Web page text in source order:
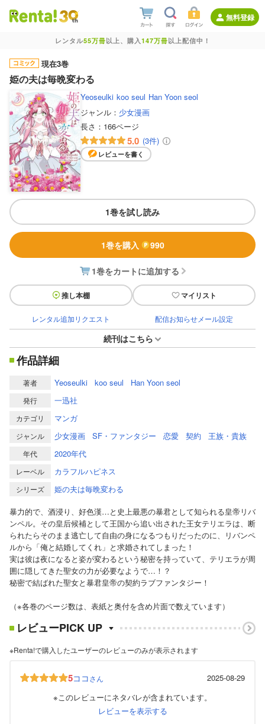
無料登録
レンタル55万冊以上、購入147万冊以上配信中！
現在3巻
姫の夫は毎晩変わる
Yeoseulki koo seul Han Yoon seol
ジャンル： 少女漫画
長さ： 166ページ
5.0 (3件)
レビューを書く
1巻を試し読み
1巻を購入 990
1巻をカートに追加する
推し本棚 マイリスト
レンタル追加リクエスト 配信お知らせメール設定
続刊はこちら
作品詳細
著者 Yeoseulki koo seul Han Yoon seol
発行 一迅社
カテゴリ マンガ
ジャンル 少女漫画 SF・ファンタジー 恋愛 契約 王族・貴族
年代 2020年代
レーベル カラフルハピネス
シリーズ
姫の夫は毎晩変わる
暴力的で、酒浸り、好色漢…と史上最悪の暴君として知られる皇帝リバ
ンペル。その皇后候補として王国から追い出された王女テリエラは、断
られたらそのまま逃亡して自由の身になるつもりだったのに、リバンペ
ルから「俺と結婚してくれ」と求婚されてしまった！
実は彼は夜になると姿が変わるという秘密を持っていて、テリエラが周
囲に隠してきた聖女の力が必要なようで…！？
秘密で結ばれた聖女と暴君皇帝の契約ラブファンタジー！
（※各巻のページ数は、表紙と奥付を含め片面で数えています）
レビューPICK UP
※Renta!で購入したユーザーのレビューのみが表示されます
5ココさん
2025-08-29
※このレビューにネタバレが含まれています。
レビューを表示する